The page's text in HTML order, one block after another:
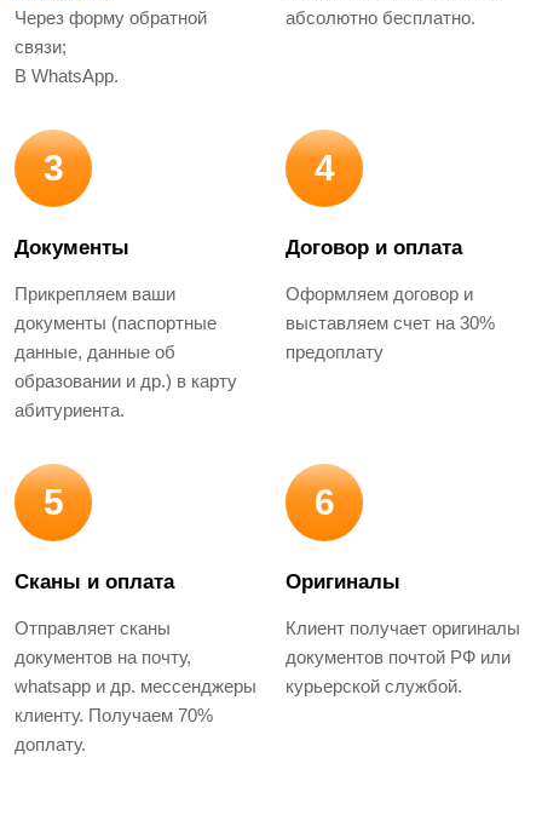
Через форму обратной
связи;
В WhatsApp.
абсолютно бесплатно.
3
Документы
Прикрепляем ваши
документы (паспортные
данные, данные об
образовании и др.) в карту
абитуриента.
4
Договор и оплата
Оформляем договор и
выставляем счет на 30%
предоплату
5
Сканы и оплата
Отправляет сканы
документов на почту,
whatsapp и др. мессенджеры
клиенту. Получаем 70%
доплату.
6
Оригиналы
Клиент получает оригиналы
документов почтой РФ или
курьерской службой.